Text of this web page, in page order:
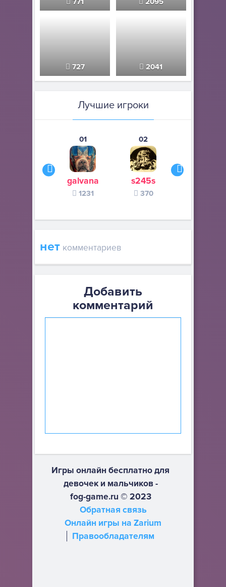
727 2041
Лучшие игроки
01
galvana
1231
02
s245s
370
нет комментариев
Добавить
комментарий
Игры онлайн бесплатно для
девочек и мальчиков -
fog-game.ru © 2023
Обратная связь
Онлайн игры на Zarium
Правообладателям